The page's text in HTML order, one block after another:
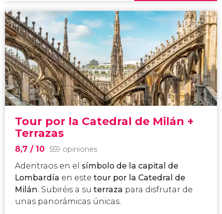
Tour por la Catedral de Milán +
Terrazas
8,7 / 10 559 opiniones
Adentraos en el símbolo de la capital de
Lombardía en este tour por la Catedral de
Milán. Subiréis a su terraza para disfrutar de
unas panorámicas únicas.